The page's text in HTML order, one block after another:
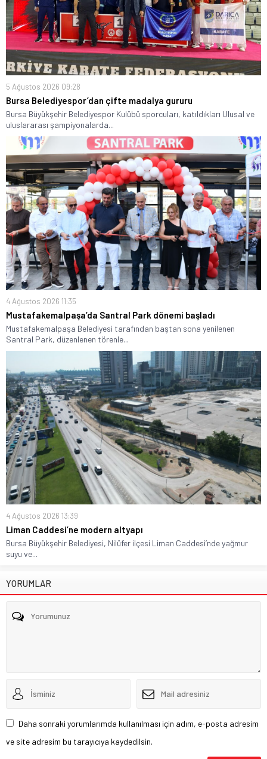
5 Ağustos 2026 09:28
Bursa Belediyespor’dan çifte madalya gururu
Bursa Büyükşehir Belediyespor Kulübü sporcuları, katıldıkları Ulusal ve
uluslararası şampiyonalarda...
4 Ağustos 2026 11:35
Mustafakemalpaşa’da Santral Park dönemi başladı
Mustafakemalpaşa Belediyesi tarafından baştan sona yenilenen
Santral Park, düzenlenen törenle...
4 Ağustos 2026 13:39
Liman Caddesi’ne modern altyapı
Bursa Büyükşehir Belediyesi, Nilüfer ilçesi Liman Caddesi’nde yağmur
suyu ve...
YORUMLAR
Daha sonraki yorumlarımda kullanılması için adım, e-posta adresim
ve site adresim bu tarayıcıya kaydedilsin.